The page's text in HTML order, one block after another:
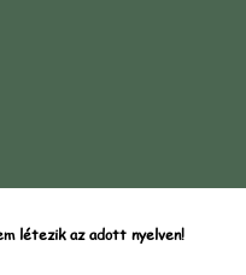
létezik az adott nyelven!